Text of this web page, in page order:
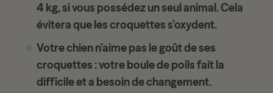
4 kg, si vous possédez un seul animal. Cela
évitera que les croquettes s’oxydent.
Votre chien n’aime pas le goût de ses
croquettes : votre boule de poils fait la
difficile et a besoin de changement.